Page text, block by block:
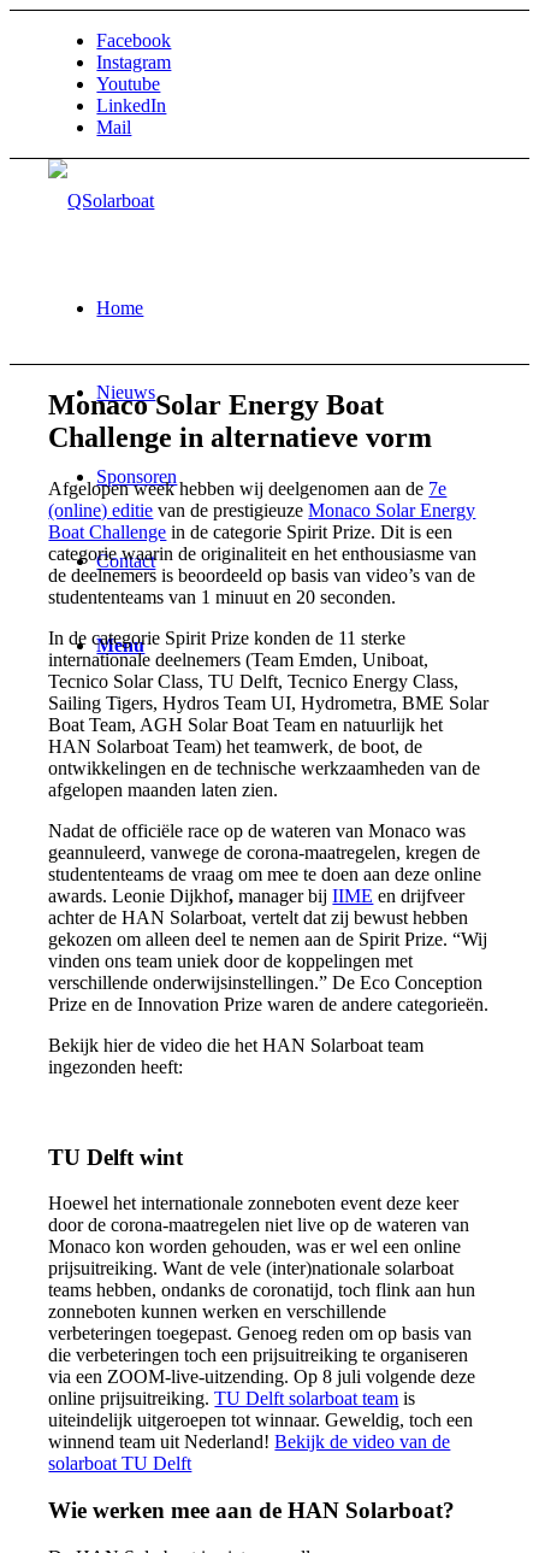
Facebook
Instagram
Youtube
LinkedIn
Mail
Home
Nieuws
Sponsoren
Contact
Menu
Monaco Solar Energy Boat
Challenge in alternatieve vorm
Afgelopen week hebben wij deelgenomen aan de 7e
(online) editie van de prestigieuzeMonaco Solar Energy
Boat Challenge in de categorie Spirit Prize. Dit is een
categorie waarin de originaliteit en het enthousiasme van
de deelnemers is beoordeeld op basis van video’s van de
studententeams van 1 minuut en 20 seconden.
In de categorie Spirit Prize konden de 11 sterke
internationale deelnemers (Team Emden, Uniboat,
Tecnico Solar Class, TU Delft, Tecnico Energy Class,
Sailing Tigers, Hydros Team UI, Hydrometra, BME Solar
Boat Team, AGH Solar Boat Team en natuurlijk het
HAN Solarboat Team) het teamwerk, de boot, de
ontwikkelingen en de technische werkzaamheden van de
afgelopen maanden laten zien.
Nadat de officiële race op de wateren van Monaco was
geannuleerd, vanwege de corona-maatregelen, kregen de
studententeams de vraag om mee te doen aan deze online
awards. Leonie Dijkhof,manager bijIIME en drijfveer
achter de HAN Solarboat, vertelt dat zij bewust hebben
gekozen om alleen deel te nemen aan de Spirit Prize. “Wij
vinden ons team uniek door de koppelingen met
verschillende onderwijsinstellingen.” De Eco Conception
Prize en de Innovation Prize waren de andere categorieën.
Bekijk hier de video die het HAN Solarboat team
ingezonden heeft:
TU Delft wint
Hoewel het internationale zonneboten event deze keer
door de corona-maatregelen niet live op de wateren van
Monaco kon worden gehouden, was er wel een online
prijsuitreiking. Want de vele (inter)nationale solarboat
teams hebben, ondanks de coronatijd, toch flink aan hun
zonneboten kunnen werken en verschillende
verbeteringen toegepast. Genoeg reden om op basis van
die verbeteringen toch een prijsuitreiking te organiseren
via een ZOOM-live-uitzending. Op 8 juli volgende deze
online prijsuitreiking.TU Delft solarboat team is
uiteindelijk uitgeroepen tot winnaar. Geweldig, toch een
winnend team uit Nederland!Bekijk de video van de
solarboat TU Delft
Wie werken mee aan de HAN Solarboat?